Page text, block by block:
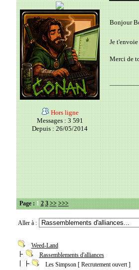
Hors ligne
Messages : 3 591
Depuis : 26/05/2014
Bonjour
Je
Merci de
Page :1 2 3 >> >>>
Aller à :
Weed-Land
Rassemblements d'alliances
Les Simpson [ Recrutement ouvert ]